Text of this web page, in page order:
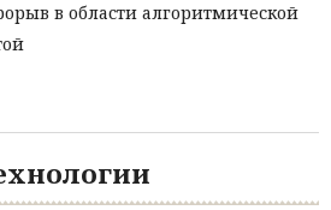
в области алгоритмической